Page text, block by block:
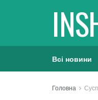
Всі новини
Головна